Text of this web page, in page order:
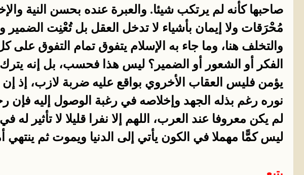
صاحبها كأنه لم يرتكب شيئا. والعبرة عنده بحسن النية
مُحْرَقات ولا إيمان بأشياء لا تدخل العقل بل تُعْنِت الضمير
والتخلف هنا، وما جاء به الإسلام يتفوق تمام التفوق
الفكر أو الشعور أو الضمير؟ ليس هذا فحسب، بل إنه
يؤمن فليس العقاب الأخروي بواقع عليه ضربة لازب، إذ
نوره رغم بذله الجهد وإخلاصه في رغبة الوصول إليه
لم يكن معروفا عند العرب، اللهم إلا نفرا قليلا لا تأثير
ليس كمًّا مهملا في الكون يأتي إلى الدنيا ويموت ثم ينتهي